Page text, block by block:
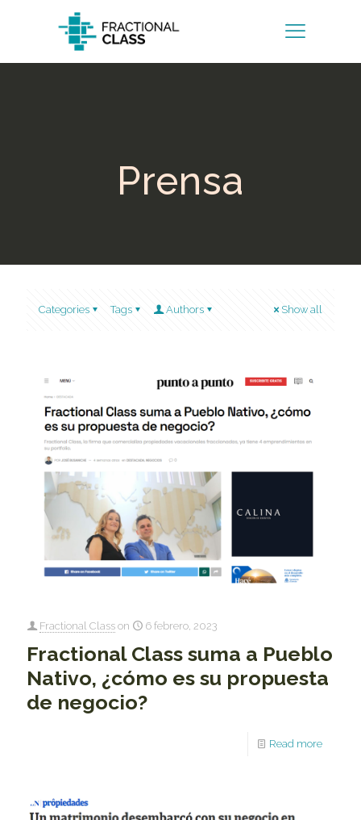
Prensa
Categories Tags Authors Show all
Fractional Class on 6 febrero, 2023
Fractional Class suma a Pueblo
Nativo, ¿cómo es su propuesta
de negocio?
Read more